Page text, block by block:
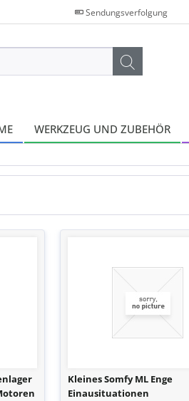
Sendungsverfolgung
WERKZEUG UND ZUBEHÖR
Kleines Somfy ML Enge
Einausituationen